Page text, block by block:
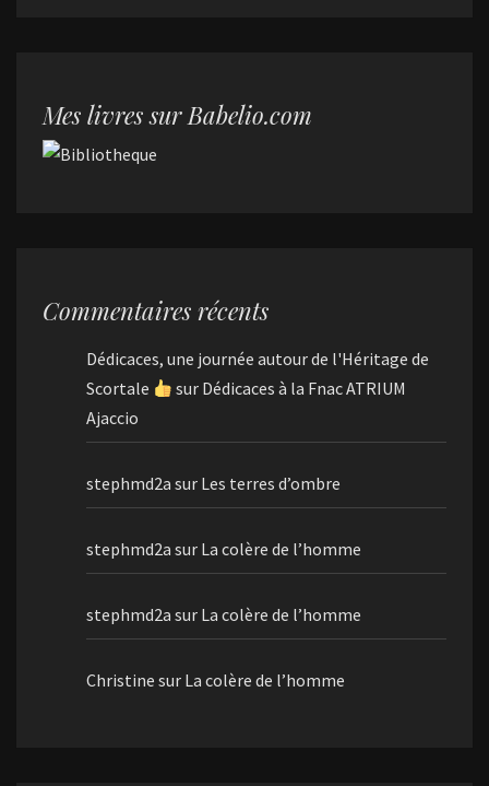
Mes livres sur Babelio.com
Commentaires récents
Dédicaces, une journée autour de l'Héritage de
Scortale
sur Dédicaces à la Fnac ATRIUM
Ajaccio
stephmd2a sur Les terres d’ombre
stephmd2a sur La colère de l’homme
stephmd2a sur La colère de l’homme
Christine sur La colère de l’homme